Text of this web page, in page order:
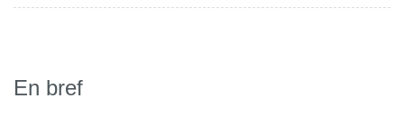
En bref